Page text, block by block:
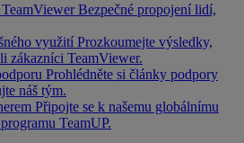
Bezpečné propojení lidí,
využití Prozkoumejte výsledky,
zákazníci TeamViewer.
Prohlédněte si články podpory
náš tým.
Připojte se k našemu globálnímu
TeamUP.